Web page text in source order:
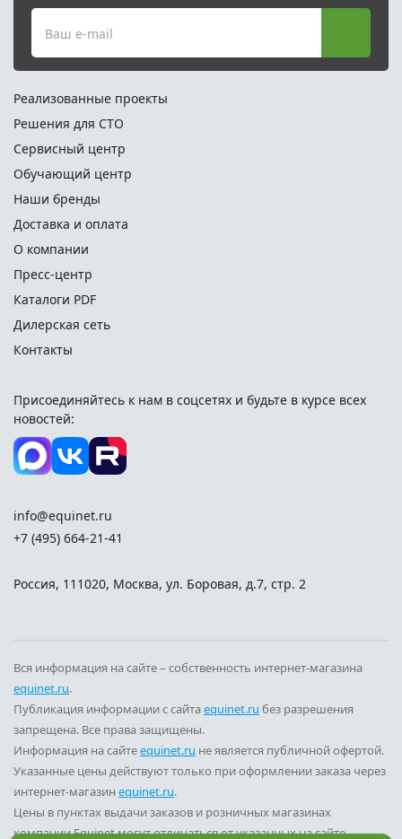
Ваш e-mail
Реализованные проекты
Решения для СТО
Сервисный центр
Обучающий центр
Наши бренды
Доставка и оплата
О компании
Пресс-центр
Каталоги PDF
Дилерская сеть
Контакты
Присоединяйтесь к нам в соцсетях и будьте в курсе всех
новостей:
info@equinet.ru
+7 (495) 664-21-41
Россия, 111020, Москва, ул. Боровая, д.7, стр. 2
Вся информация на сайте – собственность интернет-магазина
equinet.ru.
Публикация информации с сайтаequinet.ru без разрешения
запрещена. Все права защищены.
Информация на сайтеequinet.ru не является публичной офертой.
Указанные цены действуют только при оформлении заказа через
интернет-магазин equinet.ru.
Цены в пунктах выдачи заказов и розничных магазинах
компании Equinet могут отличаться от указанных на сайте.